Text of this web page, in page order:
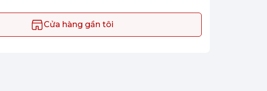
Cửa hàng gần tôi